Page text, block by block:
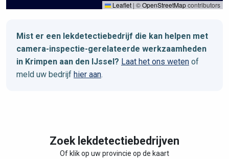
Leaflet | ©OpenStreetMapcontributors
Mist er een lekdetectiebedrijf die kan helpen met
camera-inspectie-gerelateerde werkzaamheden
in Krimpen aan den IJssel? Laat het ons weten of
meld uw bedrijf hier aan.
Zoek lekdetectiebedrijven
Of klik op uw provincie op de kaart